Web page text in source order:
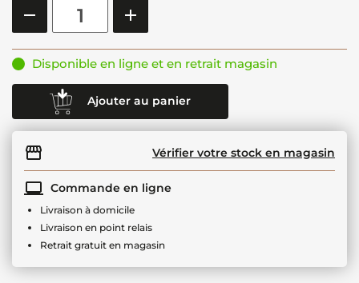
Disponible en ligne et en retrait magasin
Ajouter au panier
Vérifier votre stock en magasin
Commande en ligne
Livraison à domicile
Livraison en point relais
Retrait gratuit en magasin